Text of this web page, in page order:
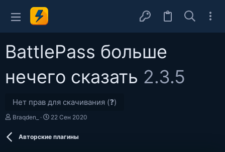
BattlePass больше
нечего сказать 2.3.5
Нет прав для скачивания (❓)
А
Braqden_
Д
а
22 Сен 2020
Авторские плагины